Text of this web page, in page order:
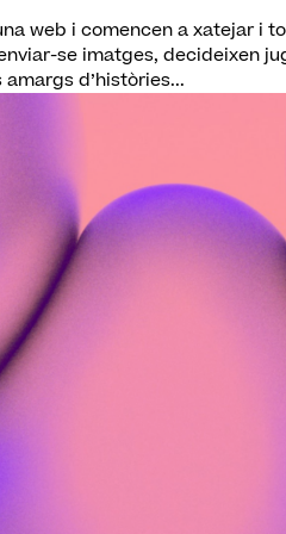
web i comencen a xatejar i
se imatges, decideixen
d’històries...